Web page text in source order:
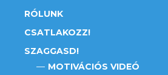
RÓLUNK
CSATLAKOZZ!
SZAGGASD!
MOTIVÁCIÓS VIDEÓ